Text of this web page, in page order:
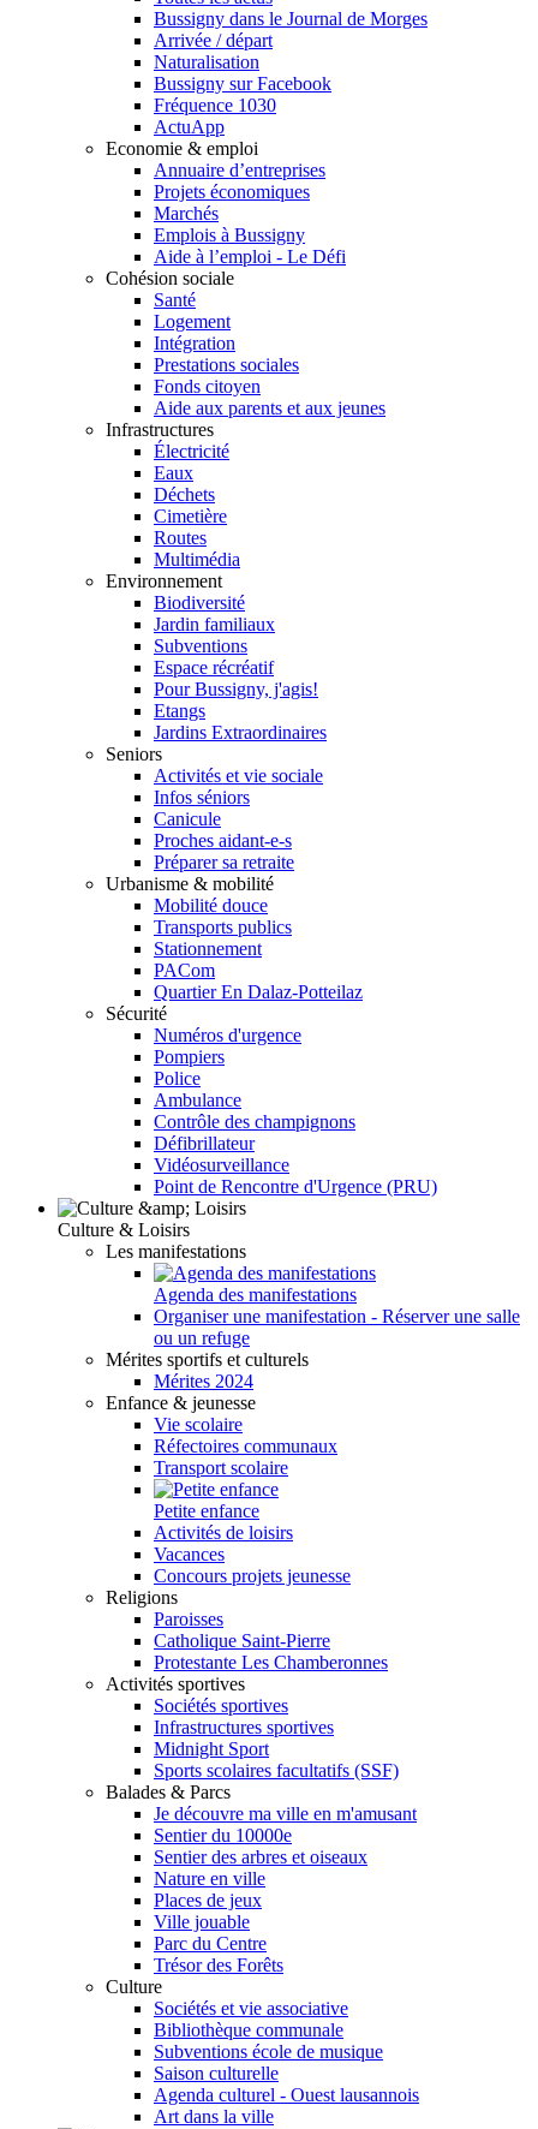
Bussigny dans le Journal de Morges
Arrivée / départ
Naturalisation
Bussigny sur Facebook
Fréquence 1030
ActuApp
Economie & emploi
Annuaire d’entreprises
Projets économiques
Marchés
Emplois à Bussigny
Aide à l’emploi - Le Défi
Cohésion sociale
Santé
Logement
Intégration
Prestations sociales
Fonds citoyen
Aide aux parents et aux jeunes
Infrastructures
Électricité
Eaux
Déchets
Cimetière
Routes
Multimédia
Environnement
Biodiversité
Jardin familiaux
Subventions
Espace récréatif
Pour Bussigny, j'agis!
Etangs
Jardins Extraordinaires
Seniors
Activités et vie sociale
Infos séniors
Canicule
Proches aidant-e-s
Préparer sa retraite
Urbanisme & mobilité
Mobilité douce
Transports publics
Stationnement
PACom
Quartier En Dalaz-Potteilaz
Sécurité
Numéros d'urgence
Pompiers
Police
Ambulance
Contrôle des champignons
Défibrillateur
Vidéosurveillance
Point de Rencontre d'Urgence (PRU)
Culture & Loisirs
Les manifestations
Agenda des manifestations
Organiser une manifestation - Réserver une salle
ou un refuge
Mérites sportifs et culturels
Mérites 2024
Enfance & jeunesse
Vie scolaire
Réfectoires communaux
Transport scolaire
Petite enfance
Activités de loisirs
Vacances
Concours projets jeunesse
Religions
Paroisses
Catholique Saint-Pierre
Protestante Les Chamberonnes
Activités sportives
Sociétés sportives
Infrastructures sportives
Midnight Sport
Sports scolaires facultatifs (SSF)
Balades & Parcs
Je découvre ma ville en m'amusant
Sentier du 10000e
Sentier des arbres et oiseaux
Nature en ville
Places de jeux
Ville jouable
Parc du Centre
Trésor des Forêts
Culture
Sociétés et vie associative
Bibliothèque communale
Subventions école de musique
Saison culturelle
Agenda culturel - Ouest lausannois
Art dans la ville